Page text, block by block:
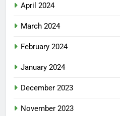
April 2024
March 2024
February 2024
January 2024
December 2023
November 2023